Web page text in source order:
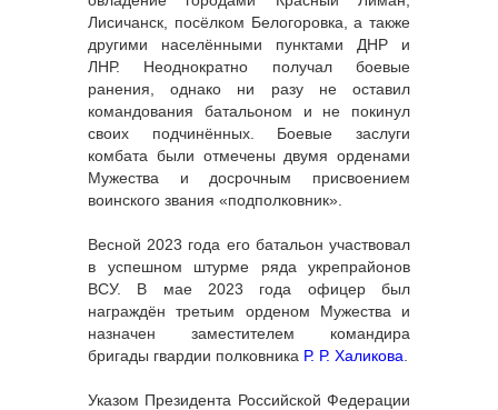
Лисичанск, посёлком Белогоровка, а также
другими населёнными пунктами ДНР и
ЛНР. Неоднократно получал боевые
ранения, однако ни разу не оставил
командования батальоном и не покинул
своих подчинённых. Боевые заслуги
комбата были отмечены двумя орденами
Мужества и досрочным присвоением
воинского звания «подполковник».
Весной 2023 года его батальон участвовал
в успешном штурме ряда укрепрайонов
ВСУ. В мае 2023 года офицер был
награждён третьим орденом Мужества и
назначен заместителем командира
бригады гвардии полковника Р. Р. Халикова
Указом Президента Российской Федерации